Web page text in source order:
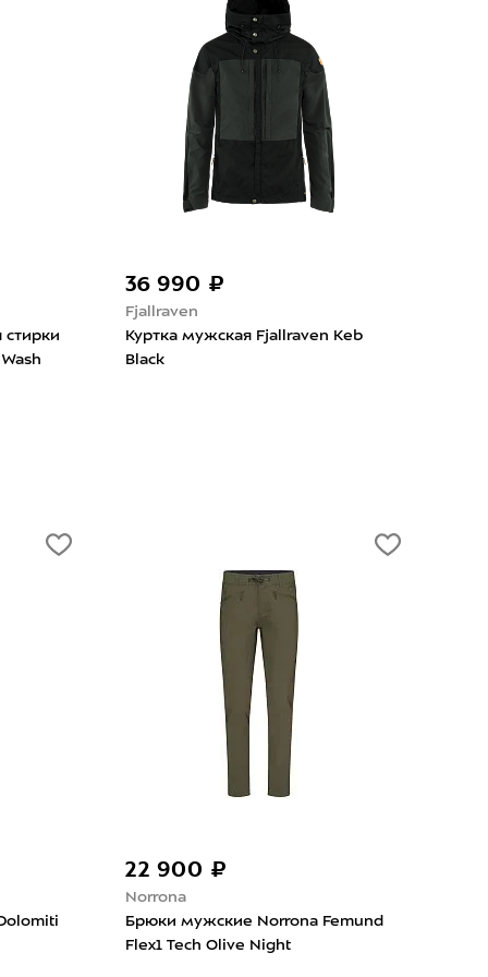
стирки
36 990 ₽
Fjallraven
Куртка мужская Fjallraven Keb
Black
22 900 ₽
Norrona
Брюки мужские Norrona Femund
Flex1 Tech Olive Night